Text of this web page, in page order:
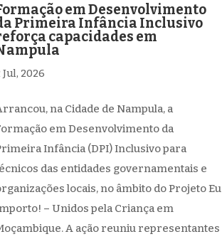
em Desenvolvimento
Primeira Infância Inclusivo
capacidades em
Jul, 2026
na Cidade de Nampula, a
em Desenvolvimento da
Infância (DPI) Inclusivo para
das entidades governamentais e
locais, no âmbito do Projeto Eu
– Unidos pela Criança em
A ação reuniu representantes